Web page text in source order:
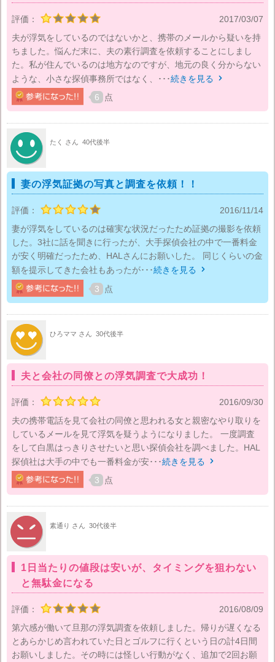
評価：
2017/03/07
夫が浮気をしているのではないかと、携帯のメールから疑いを持
ちました。悩んだ末に、夫の素行調査を依頼することにしまし
た。私が住んでいるのは地方なのですが、地元の良く分からない
ような、小さな探偵事務所ではなく、･･･続きを見る 
6 点
たく さん 40代後半
妻の浮気証拠の写真と調査を依頼！！
評価：
2016/11/14
妻が浮気をしているのは確実な状況だったため証拠の撮影を依頼
した。3社に話を聞きに行ったが、大手探偵会社の中で一番料金
が安く明確だったため、HALさんにお願いした。 同じくらいの金
額を提示してきた会社もあったが･･･続きを見る 
3 点
ひろママ さん 30代後半
夫と会社の同僚との浮気調査で大成功！
評価：
2016/09/30
夫の携帯電話を見て会社の同僚と思われる女と親密なやり取りを
しているメールを見て浮気を疑うようになりました。 一度調査
をして白黒はっきりさせたいと思い探偵会社を調べました。HAL
探偵社は大手の中でも一番料金が安･･･続きを見る 
3 点
素通り さん 30代後半
1日当たりの値段は安いが、タイミングを狙わない
と無駄金になる
評価：
2016/08/09
第六感が働いて旦那の浮気調査を依頼しました。帰りが遅くなる
とあらかじめ言われていた日とゴルフに行くという日の計4日間
お願いしました。その時には怪しい行動がなく、追加で2回お願